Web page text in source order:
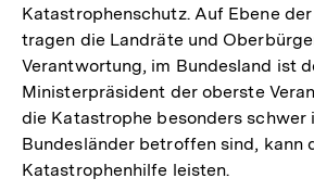
Katastrophenschutz. Auf Ebene
tragen die Landräte und
Verantwortung, im Bundesland ist
Ministerpräsident der oberste
die Katastrophe besonders schwer
Bundesländer betroffen sind, kann
Katastrophenhilfe leisten.